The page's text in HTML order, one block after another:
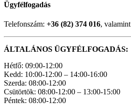
Ügyfélfogadás
Telefonszám: +36 (82) 374 016, valamint
ÁLTALÁNOS ÜGYFÉLFOGADÁS:
Hétfő: 09:00-12:00
Kedd: 10:00-12:00 – 14:00-16:00
Szerda: 08:00-12:00
Csütörtök: 08:00-12:00 – 13:00-15:00
Péntek: 08:00-12:00